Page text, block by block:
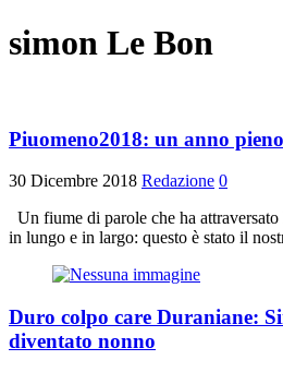
simon Le Bon
Piuomeno2018: un anno
30 Dicembre 2018 Redazione 0
Un fiume di parole che ha
in lungo e in largo: questo è stato il
Duro colpo care Duraniane:
diventato nonno